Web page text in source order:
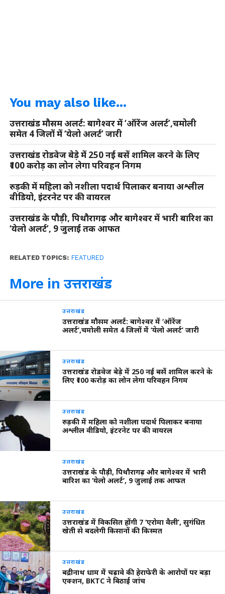
You may also like...
उत्तराखंड मौसम अलर्ट: बागेश्वर में ‘ऑरेंज अलर्ट’,चमोली
समेत 4 जिलों में ‘येलो अलर्ट’ जारी
उत्तराखंड रोडवेज बेड़े में 250 नई बसें शामिल करने के लिए
₹100 करोड़ का लोन लेगा परिवहन निगम
रुड़की में महिला को नशीला पदार्थ पिलाकर बनाया अश्लील
वीडियो, इंटरनेट पर की वायरल
उत्तराखंड के पौड़ी, पिथौरागढ़ और बागेश्वर में भारी बारिश का
‘येलो अलर्ट’, 9 जुलाई तक आफत
RELATED TOPICS: FEATURED
More in उत्तराखंड
उत्तराखंड
उत्तराखंड मौसम अलर्ट: बागेश्वर में ‘ऑरेंज
अलर्ट’,चमोली समेत 4 जिलों में ‘येलो अलर्ट’ जारी
उत्तराखंड
उत्तराखंड रोडवेज बेड़े में 250 नई बसें शामिल करने के
लिए ₹100 करोड़ का लोन लेगा परिवहन निगम
उत्तराखंड
रुड़की में महिला को नशीला पदार्थ पिलाकर बनाया
अश्लील वीडियो, इंटरनेट पर की वायरल
उत्तराखंड
उत्तराखंड के पौड़ी, पिथौरागढ़ और बागेश्वर में भारी
बारिश का ‘येलो अलर्ट’, 9 जुलाई तक आफत
उत्तराखंड
उत्तराखंड में विकसित होंगी 7 ‘एरोमा वैली’, सुगंधित
खेती से बदलेगी किसानों की किस्मत
उत्तराखंड
बद्रीनाथ धाम में चढ़ावे की हेराफेरी के आरोपों पर बड़ा
एक्शन, BKTC ने बिठाई जांच